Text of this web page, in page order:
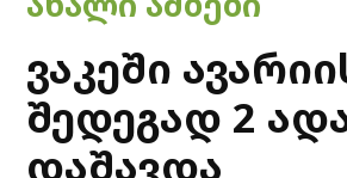
ვაკეში
შედეგად 2
დაშავდა